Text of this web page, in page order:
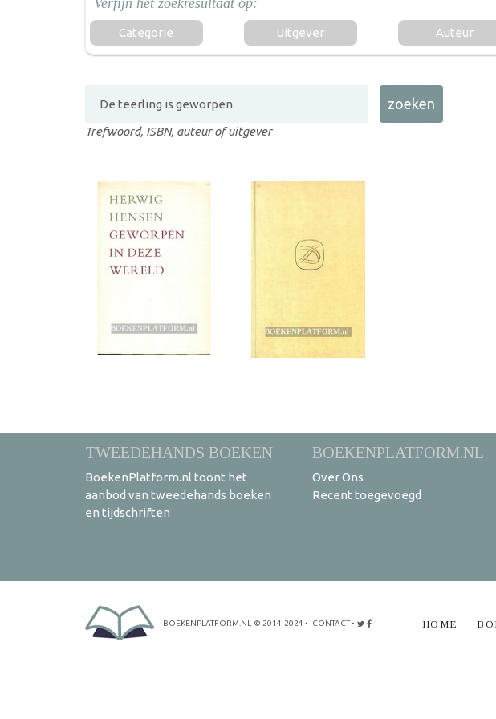
Categorie Uitgever Auteur
Trefwoord, ISBN, auteur of uitgever
TWEEDEHANDS BOEKEN
BoekenPlatform.nl toont het
aanbod van tweedehands boeken
en tijdschriften
BOEKENPLATFORM.NL
Over Ons
Recent toegevoegd
BOEKENPLATFORM.NL © 2014-2024 • CONTACT• HOME